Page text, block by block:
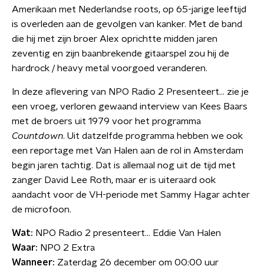
Amerikaan met Nederlandse roots, op 65-jarige leeftijd
is overleden aan de gevolgen van kanker. Met de band
die hij met zijn broer Alex oprichtte midden jaren
zeventig en zijn baanbrekende gitaarspel zou hij de
hardrock / heavy metal voorgoed veranderen.
In deze aflevering van NPO Radio 2 Presenteert... zie je
een vroeg, verloren gewaand interview van Kees Baars
met de broers uit 1979 voor het programma
Countdown. Uit datzelfde programma hebben we ook
een reportage met Van Halen aan de rol in Amsterdam
begin jaren tachtig. Dat is allemaal nog uit de tijd met
zanger David Lee Roth, maar er is uiteraard ook
aandacht voor de VH-periode met Sammy Hagar achter
de microfoon.
Wat: NPO Radio 2 presenteert… Eddie Van Halen
Waar: NPO 2 Extra
Wanneer: Zaterdag 26 december om 00:00 uur